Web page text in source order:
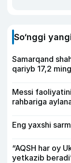
So‘nggi
Samarqand
qariyb 17,2
Messi
rahbariga
Eng yaxshi
“AQSH har oy
yetkazib